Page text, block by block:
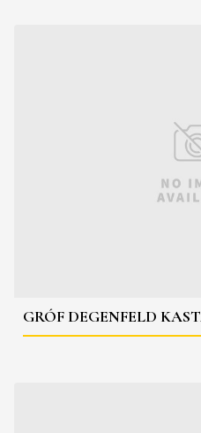
GRÓF DEGENFELD